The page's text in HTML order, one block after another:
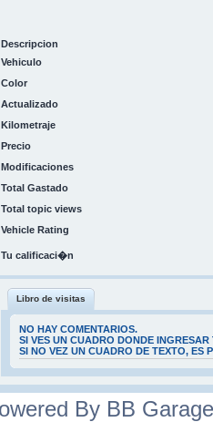
Descripcion
Vehiculo
Color
Actualizado
Kilometraje
Precio
Modificaciones
Total Gastado
Total topic views
Vehicle Rating
Tu calificaci�n
Libro de visitas
NO HAY COMENTARIOS.
SI VES UN CUADRO DONDE
SI NO VEZ UN CUADRO DE TEXTO, ES
By BB